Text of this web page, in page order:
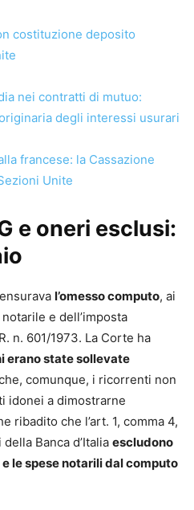
costituzione deposito
nei contratti di mutuo:
degli interessi usurari
francese: la Cassazione
Unite
e oneri esclusi:
l’omesso computo, ai
e dell’imposta
n. 601/1973. La Corte ha
erano state sollevate
comunque, i ricorrenti non
idonei a dimostrarne
ribadito che l’art. 1, comma 4,
Banca d’Italia escludono
le spese notarili dal computo